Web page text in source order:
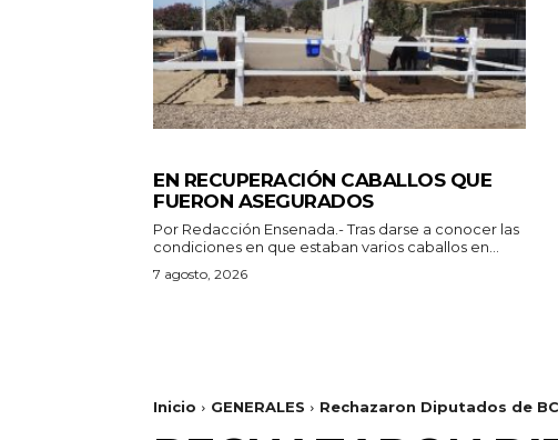
EN RECUPERACIÓN CABALLOS QUE
FUERON ASEGURADOS
Por Redacción Ensenada.- Tras darse a conocer las
condiciones en que estaban varios caballos en...
7 agosto, 2026